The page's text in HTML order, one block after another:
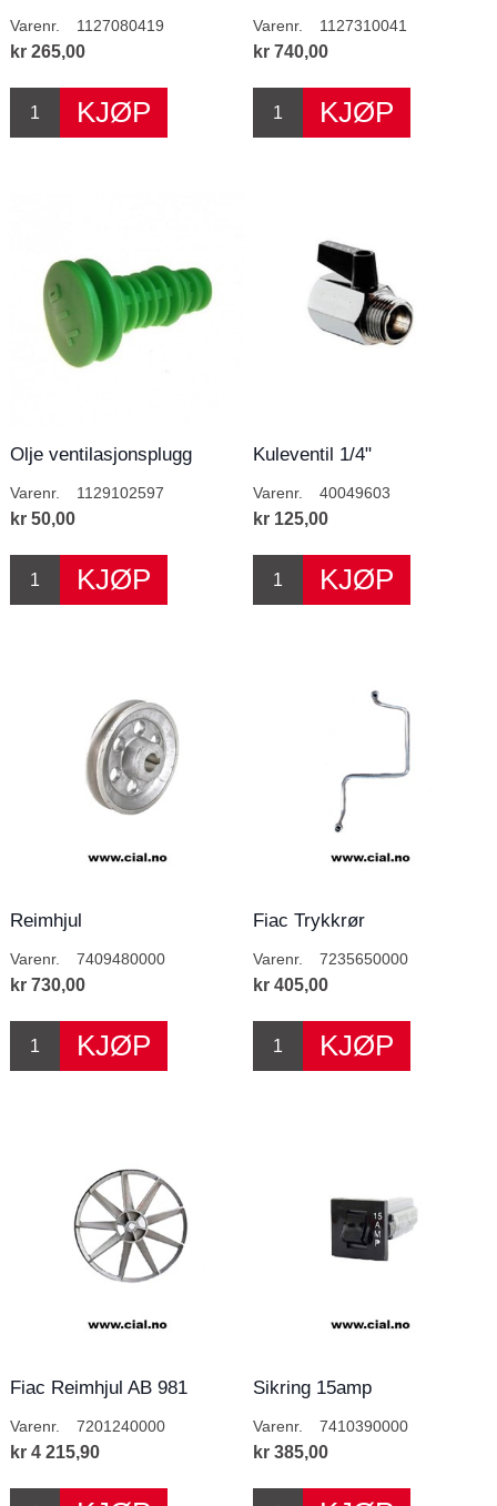
Varenr. 1127080419
kr 265,00
Varenr. 1127310041
kr 740,00
Olje ventilasjonsplugg
Varenr. 1129102597
kr 50,00
Kuleventil 1/4"
Varenr. 40049603
kr 125,00
Reimhjul
Varenr. 7409480000
kr 730,00
Fiac Trykkrør
Varenr. 7235650000
kr 405,00
Fiac Reimhjul AB 981
Varenr. 7201240000
kr 4 215,90
Sikring 15amp
Varenr. 7410390000
kr 385,00